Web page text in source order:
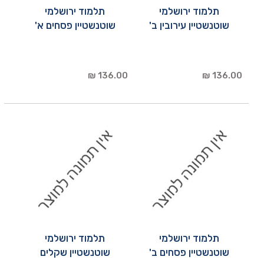
תלמוד ירושלמי
שוטנשטיין עירובין ב'
136.00 ₪
תלמוד ירושלמי
שוטנשטיין פסחים א'
136.00 ₪
תלמוד ירושלמי
שוטנשטיין פסחים ב'
תלמוד ירושלמי
שוטנשטיין שקלים